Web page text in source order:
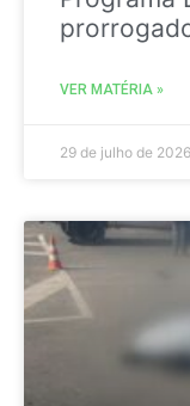
VER MATÉRIA »
29 de julho de 2026